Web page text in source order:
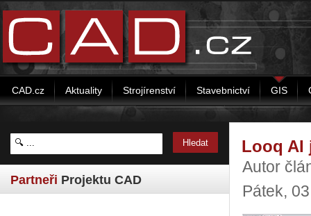
CAD.cz Aktuality Strojírenství Stavebnictví GIS
Partneři Projektu CAD
Looq AI
Autor
Pátek,